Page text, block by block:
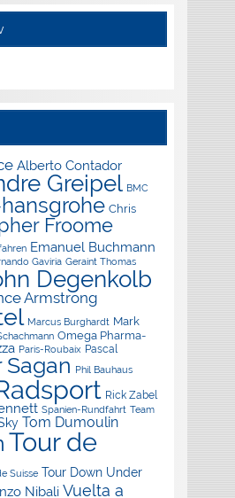
Alberto Contador
Greipel BMC
Chris
Froome
Emanuel Buchmann
Gaviria Geraint Thomas
Degenkolb
Armstrong
Marcus Burghardt Mark
Omega Pharma-
Paris-Roubaix Pascal
Sagan Phil Bauhaus
Rick Zabel
Spanien-Rundfahrt Team
Tom Dumoulin
Tour de
Suisse Tour Down Under
Nibali Vuelta a